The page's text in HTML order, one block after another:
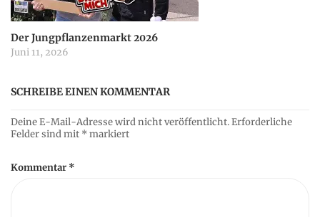
Der Jungpflanzenmarkt 2026
Juni 11, 2026
SCHREIBE EINEN KOMMENTAR
Deine E-Mail-Adresse wird nicht veröffentlicht.Erforderliche
Felder sind mit * markiert
Kommentar *